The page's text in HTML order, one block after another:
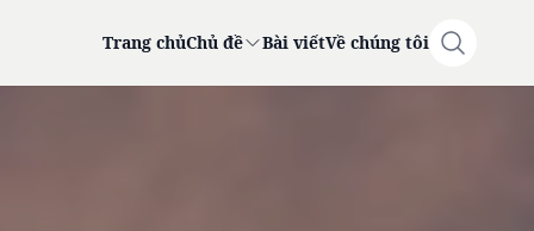
Trang chủChủ đề Bài viếtVề chúng tôi